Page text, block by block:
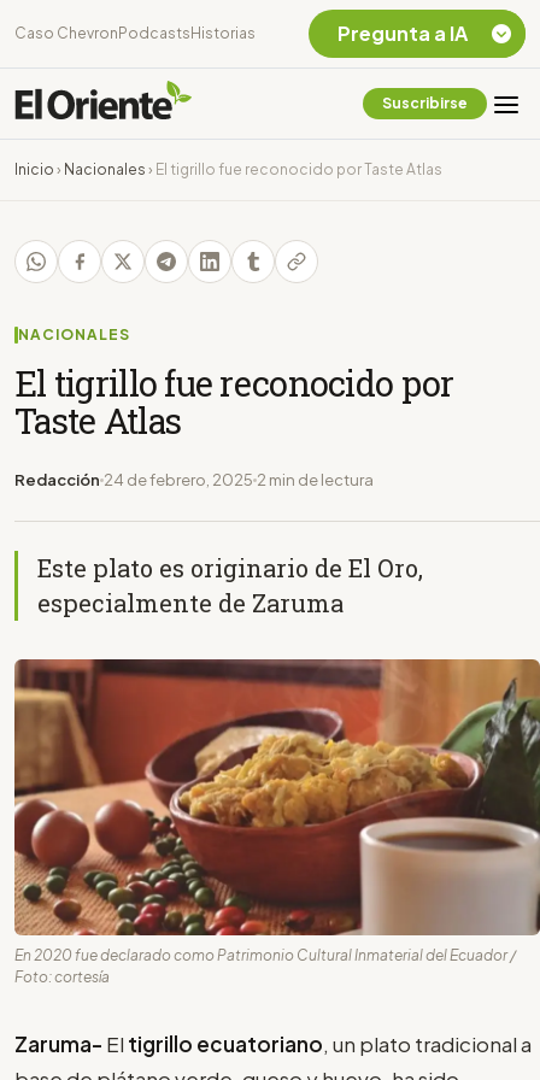
Caso Chevron Podcasts Historias
Suscribirse
Inicio › Nacionales › El tigrillo fue reconocido por Taste Atlas
NACIONALES
El tigrillo fue reconocido por
Taste Atlas
Redacción 24 de febrero, 2025 2 min de lectura
Este plato es originario de El Oro,
especialmente de Zaruma
En 2020 fue declarado como Patrimonio Cultural Inmaterial del Ecuador /
Foto: cortesía
Zaruma- El tigrillo ecuatoriano, un plato tradicional a
Pregunta a IA
Chevron Ecuador